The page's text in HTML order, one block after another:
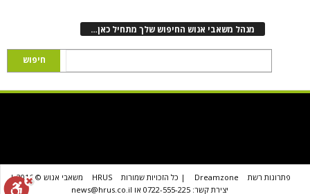
מנהל משאבי אנוש החיפוש שלך מתחיל כאן…
פתרונות רשת Dreamzone | כל הזכויות שמורות HRUS
משאבי אנוש © 2016 |
יצירת קשר: 0722-555-225 או news@hrus.co.il